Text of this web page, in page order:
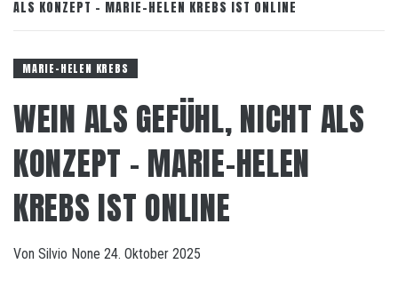
ALS KONZEPT – MARIE-HELEN KREBS IST ONLINE
MARIE-HELEN KREBS
WEIN ALS GEFÜHL, NICHT ALS
KONZEPT – MARIE-HELEN
KREBS IST ONLINE
Von Silvio None 24. Oktober 2025